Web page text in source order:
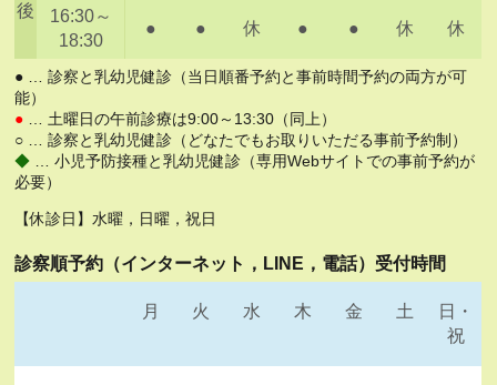
後
16:30～
18:30
● ● 休 ● ● 休 休
● … 診察と乳幼児健診（当日順番予約と事前時間予約の両方が可
能）
● … 土曜日の午前診療は9:00～13:30（同上）
○ … 診察と乳幼児健診（どなたでもお取りいただる事前予約制）
◆ … 小児予防接種と乳幼児健診（専用Webサイトでの事前予約が
必要）
【休診日】水曜，日曜，祝日
診察順予約（インターネット，LINE，電話）受付時間
月 火 水 木 金 土
日・
祝